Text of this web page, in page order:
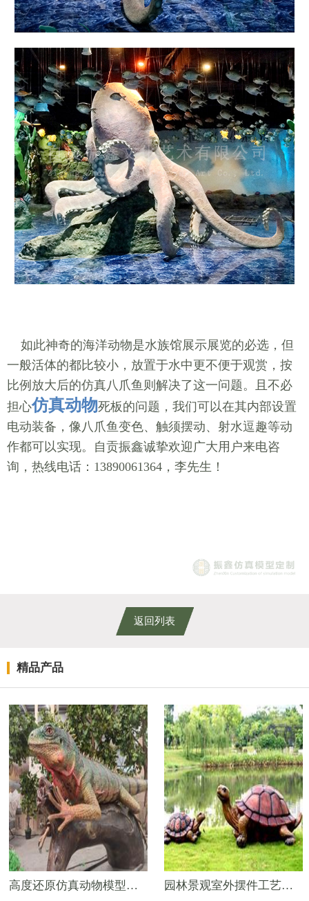
如此神奇的海洋动物是水族馆展示展览的必选，但
一般活体的都比较小，放置于水中更不便于观赏，按
比例放大后的仿真八爪鱼则解决了这一问题。且不必
担心仿真动物死板的问题，我们可以在其内部设置
电动装备，像八爪鱼变色、触须摆动、射水逗趣等动
作都可以实现。自贡振鑫诚挚欢迎广大用户来电咨
询，热线电话：13890061364，李先生！
返回列表
精品产品
高度还原仿真动物模型——蜥蜴 园林景观室外摆件工艺品——玻璃钢乌龟